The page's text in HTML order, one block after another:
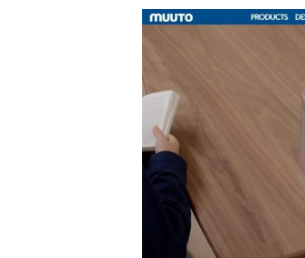
4.WOODFIBER（ウ
Fiber Counter
6. 中古市場で人気の
7.他ブランドとの比
8.
ライフスタイル